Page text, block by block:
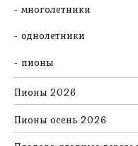
многолетники
однолетники
пионы
Пионы 2026
Пионы осень 2026